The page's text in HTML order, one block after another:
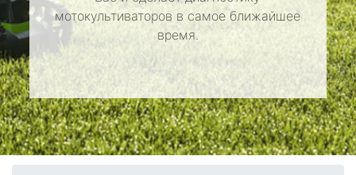
мотокультиваторов в самое ближайшее
время.